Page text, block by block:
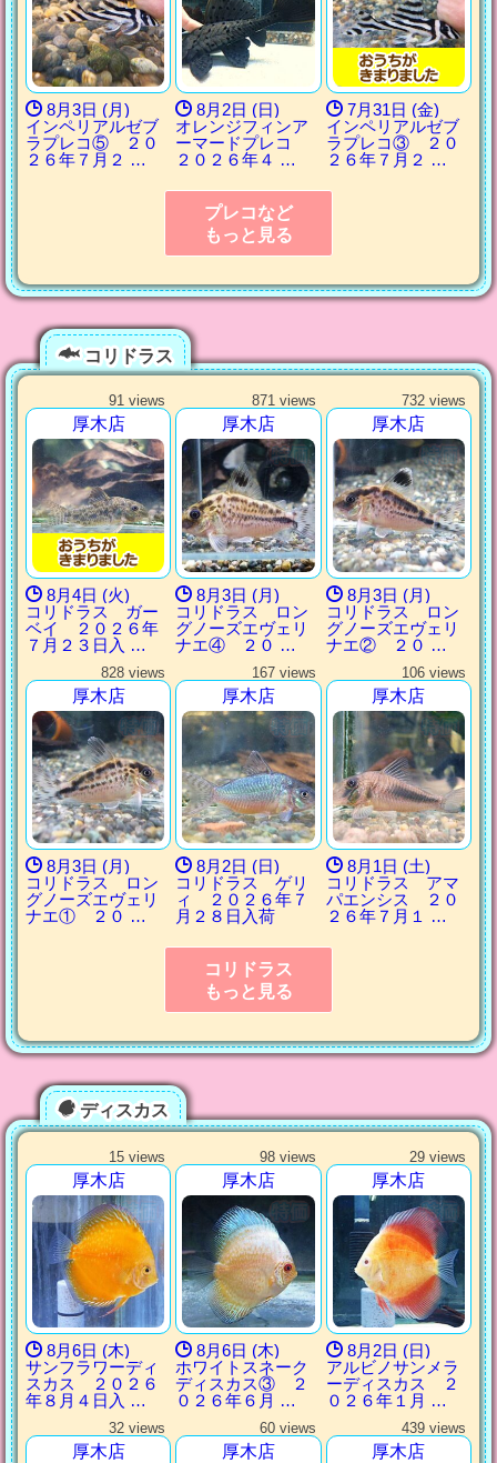
8月3日 (月)
インペリアルゼブ
ラプレコ⑤ ２０
２６年７月２ …
8月2日 (日)
オレンジフィンア
ーマードプレコ
２０２６年４ …
7月31日 (金)
インペリアルゼブ
ラプレコ③ ２０
２６年７月２ …
プレコなど
もっと見る
コリドラス
91 views
厚木店
8月4日 (火)
コリドラス ガー
ベイ ２０２６年
７月２３日入 …
871 views
厚木店
8月3日 (月)
コリドラス ロン
グノーズエヴェリ
ナエ④ ２０ …
732 views
厚木店
8月3日 (月)
コリドラス ロン
グノーズエヴェリ
ナエ② ２０ …
828 views
厚木店
8月3日 (月)
コリドラス ロン
グノーズエヴェリ
ナエ① ２０ …
167 views
厚木店
8月2日 (日)
コリドラス ゲリ
ィ ２０２６年７
月２８日入荷
106 views
厚木店
8月1日 (土)
コリドラス アマ
パエンシス ２０
２６年７月１ …
コリドラス
もっと見る
ディスカス
15 views
厚木店
8月6日 (木)
サンフラワーディ
スカス ２０２６
年８月４日入 …
98 views
厚木店
8月6日 (木)
ホワイトスネーク
ディスカス③ ２
０２６年６月 …
29 views
厚木店
8月2日 (日)
アルビノサンメラ
ーディスカス ２
０２６年１月 …
32 views
厚木店
60 views
厚木店
439 views
厚木店